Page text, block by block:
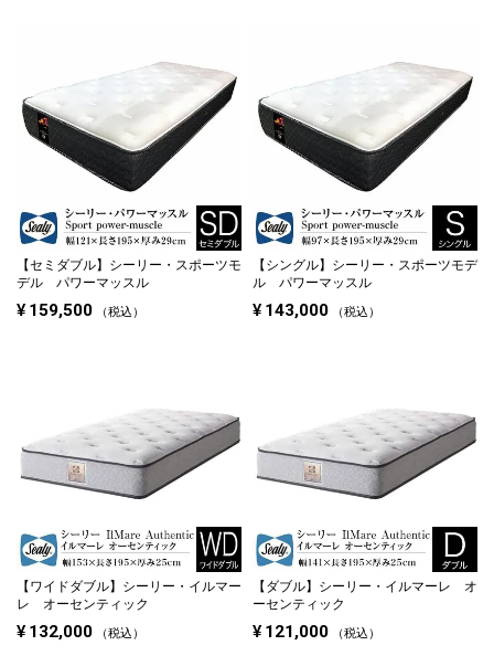
【セミダブル】 シーリー・スポーツモ
デル パワーマッスル
¥ 159,500 税込
【シングル】 シーリー・スポーツモデ
ル パワーマッスル
¥ 143,000 税込
【ワイドダブル】 シーリー・イルマー
レ オーセンティック
¥ 132,000 税込
【ダブル】 シーリー・イルマーレ オ
ーセンティック
¥ 121,000 税込